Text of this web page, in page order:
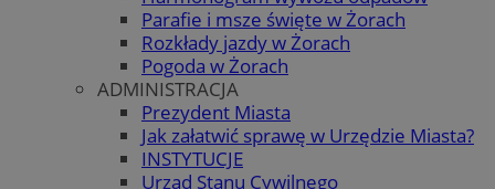
Parafie i msze święte w Żorach
Rozkłady jazdy w Żorach
Pogoda w Żorach
ADMINISTRACJA
Prezydent Miasta
Jak załatwić sprawę w Urzędzie Miasta?
INSTYTUCJE
Urząd Stanu Cywilnego